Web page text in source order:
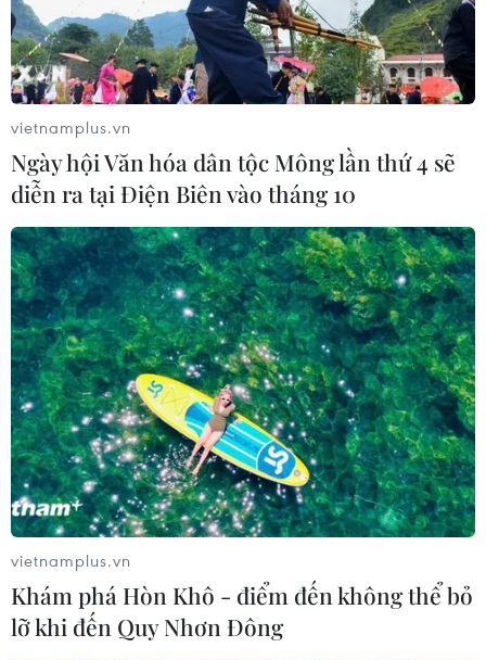
vietnamplus.vn
Ngày hội Văn hóa dân tộc Mông lần thứ 4 sẽ
diễn ra tại Điện Biên vào tháng 10
vietnamplus.vn
Khám phá Hòn Khô - điểm đến không thể bỏ
lỡ khi đến Quy Nhơn Đông